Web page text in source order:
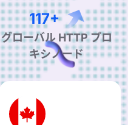
185+
グローバル HTTP プロ
キシノード